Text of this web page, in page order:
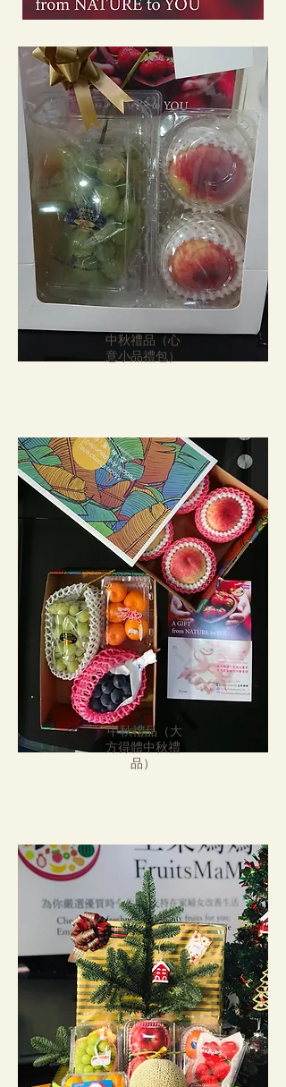
中秋禮品（心
意小品禮包）
中秋禮品（大
方得體中秋禮
品）